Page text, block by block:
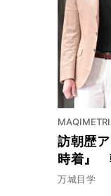
訪朝歴
時着』
万城目学